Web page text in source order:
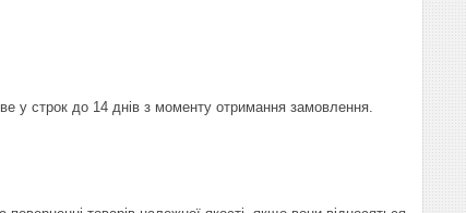
у строк до 14 днів з моменту отримання замовлення.